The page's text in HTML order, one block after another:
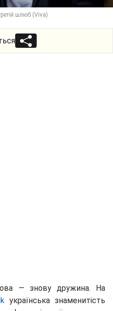
шлюб (Viva)
— знову дружина. На
українська знаменитість